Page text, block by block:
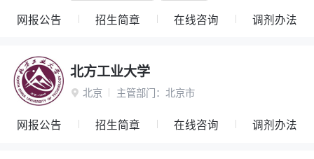
网报公告 招生简章 在线咨询 调剂办法
北方工业大学
 北京 主管部门： 北京市
网报公告 招生简章 在线咨询 调剂办法